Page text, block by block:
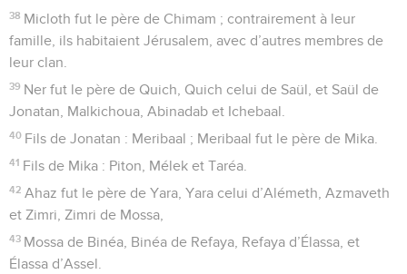
38 Micloth fut le père de Chimam ; contrairement à leur
famille, ils habitaient Jérusalem, avec d’autres membres de
leur clan.
39 Ner fut le père de Quich, Quich celui de Saül, et Saül de
Jonatan, Malkichoua, Abinadab et Ichebaal.
40 Fils de Jonatan : Meribaal ; Meribaal fut le père de Mika.
41 Fils de Mika : Piton, Mélek et Taréa.
42 Ahaz fut le père de Yara, Yara celui d’Alémeth, Azmaveth
et Zimri, Zimri de Mossa,
43 Mossa de Binéa, Binéa de Refaya, Refaya d’Élassa, et
Élassa d’Assel.